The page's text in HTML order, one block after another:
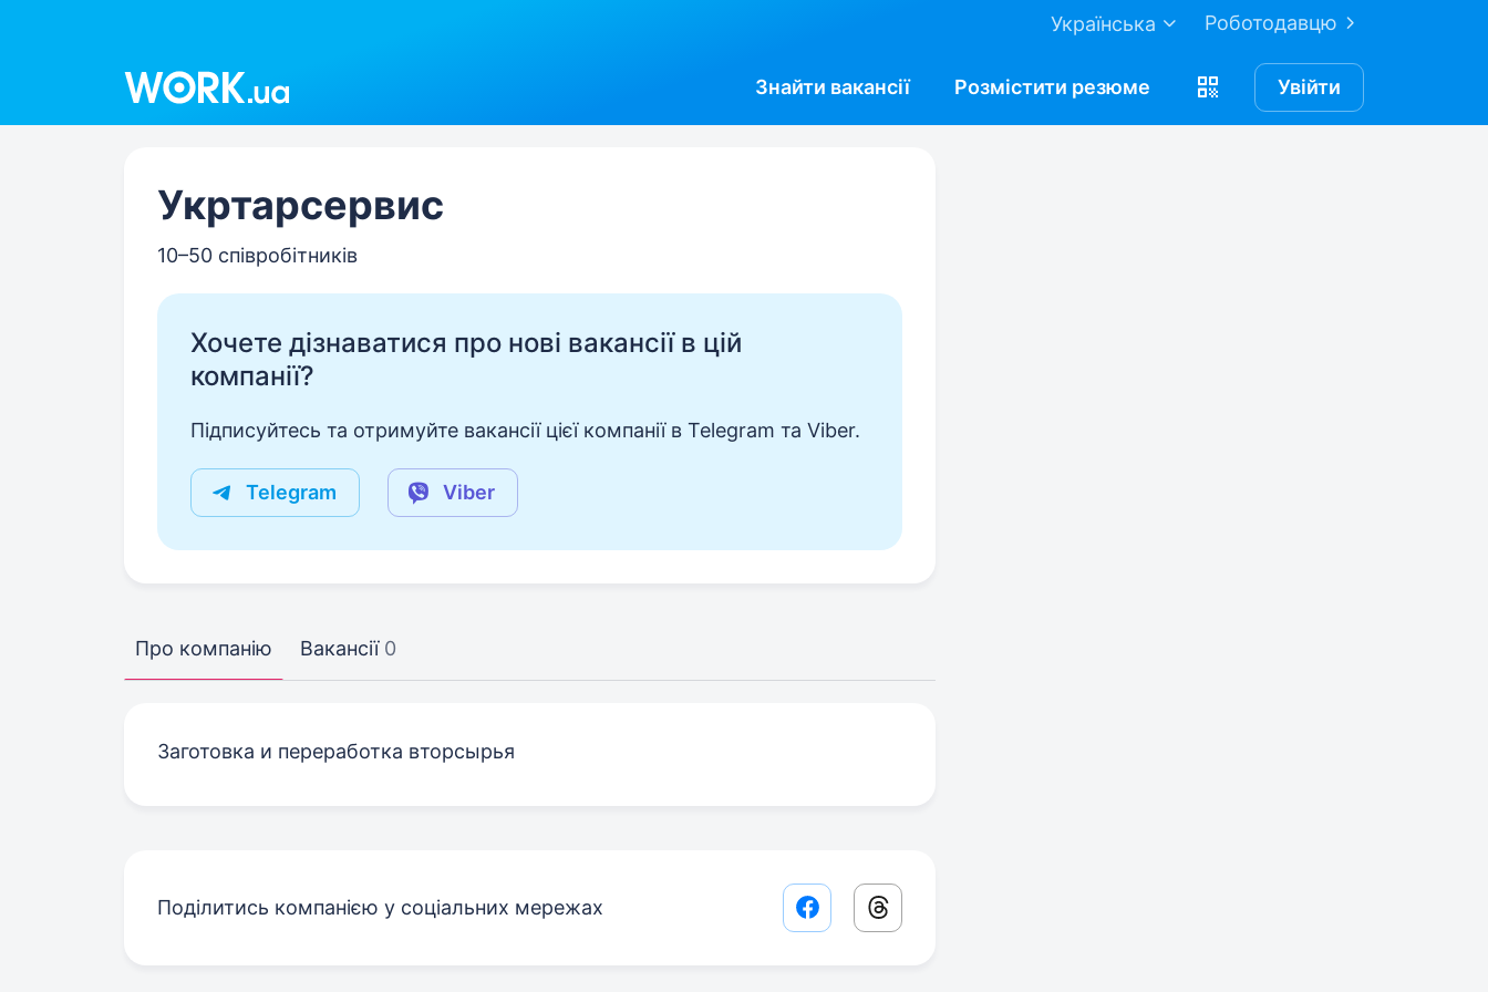
Роботодавцю
Українська
Знайти вакансії Розмістити резюме Увійти
Укртарсервис
10–50 співробітників
Хочете дізнаватися про нові вакансії в цій
компанії?
Підписуйтесь та отримуйте вакансії цієї компанії в Telegram та Viber.
Telegram Viber
Про компанію Вакансії 0
Заготовка и переработка вторсырья
Поділитись компанією у соціальних мережах Facebook share link
Threads share link